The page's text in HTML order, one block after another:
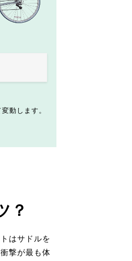
動します。
？
はサドルを
撃が最も体